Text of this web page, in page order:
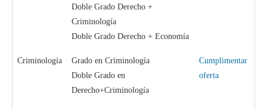
Doble Grado Derecho +
Criminología
Doble Grado Derecho + Economía
Criminología
Grado en Criminología
Doble Grado en
Derecho+Criminología
Cumplimentar
oferta